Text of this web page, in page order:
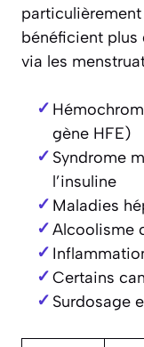
bénéficient plus
via les
gène HFE)
Syndrome
l’insuline
Maladies
Alcoolisme
Certains
Surdosage